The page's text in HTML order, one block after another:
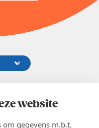
website
gegevens m.b.t.